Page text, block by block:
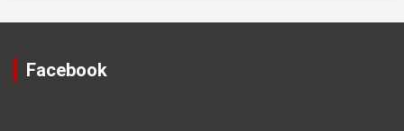
Facebook